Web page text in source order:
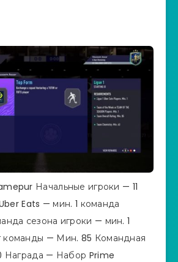
Начальные игроки — 11
Eats — мин. 1 команда
сезона игроки — мин. 1
команды — Мин. 85 Командная
Награда — Набор Prime